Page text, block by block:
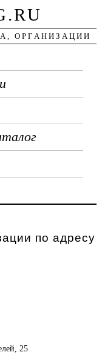
ОРГАНИЗАЦИИ
по адресу
25